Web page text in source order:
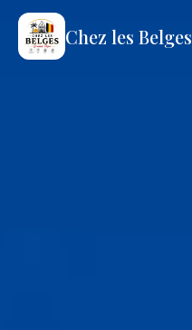
Chez les Belges